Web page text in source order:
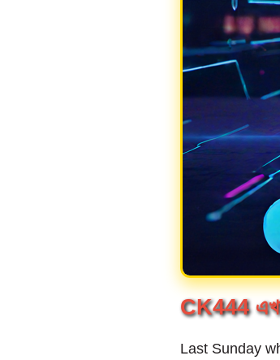
CK444
Last Sunday